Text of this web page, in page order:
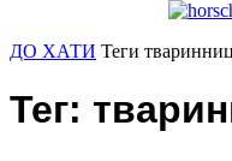
ДО ХАТИ Теги
Тег: